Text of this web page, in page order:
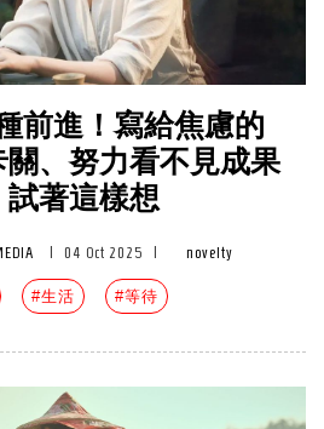
前進！寫給焦慮的
、努力看不見成果
試著這樣想
04 Oct 2025 novelty
#生活 #等待